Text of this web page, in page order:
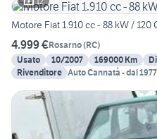
Motore Fiat 1.910 cc - 88 kW / 120
4.999 €Rosarno(RC)
Usato
10/2007 169000 Km
Rivenditore Auto Cannatà - dal 1977